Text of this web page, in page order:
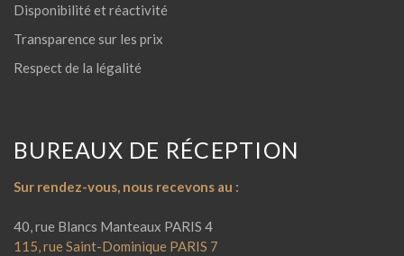
Disponibilité et réactivité
Transparence sur les prix
Respect de la légalité
BUREAUX DE RÉCEPTION
Sur rendez-vous, nous recevons au :
40, rue Blancs Manteaux PARIS 4
115, rue Saint-Dominique PARIS 7